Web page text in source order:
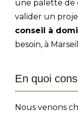
une palette de
valider un
conseil à
besoin, à
En quoi
Nous venons